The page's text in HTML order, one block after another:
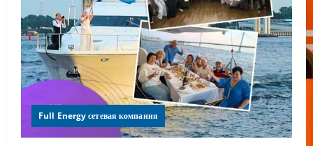
Full Energy сетевая компания